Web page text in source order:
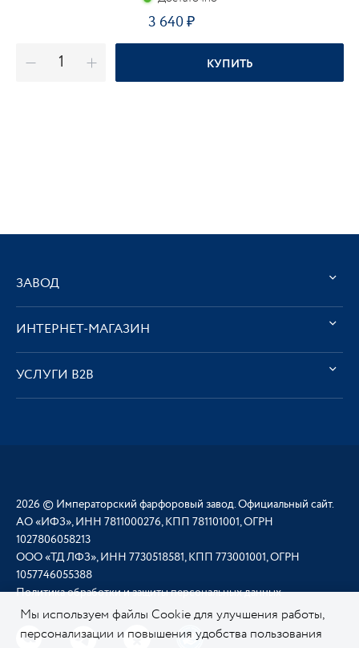
3 640₽
КУПИТЬ
ЗАВОД
ИНТЕРНЕТ-МАГАЗИН
УСЛУГИ В2В
2026 © Императорский фарфоровый завод. Официальный сайт.
АО «ИФЗ», ИНН 7811000276, КПП 781101001, ОГРН
1027806058213
ООО «ТД ЛФЗ», ИНН 7730518581, КПП 773001001, ОГРН
1057746055388
Политика обработки и защиты персональных данных
Мы используем файлы Cookie для улучшения работы,
персонализации и повышения удобства пользования